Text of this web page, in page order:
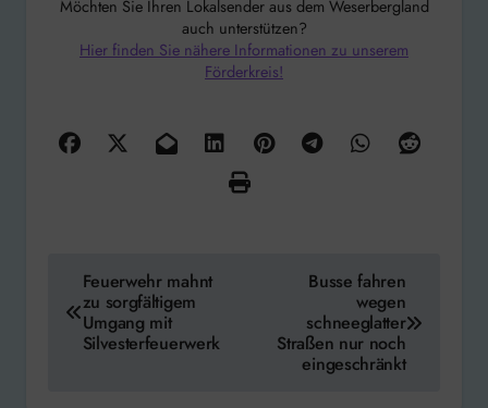
Möchten Sie Ihren Lokalsender aus dem Weserbergland
auch unterstützen?
Hier finden Sie nähere Informationen zu unserem
Förderkreis!
Beitragsnavigation
Feuerwehr mahnt
zu sorgfältigem
Umgang mit
Silvesterfeuerwerk
Busse fahren
wegen
schneeglatter
Straßen nur noch
eingeschränkt